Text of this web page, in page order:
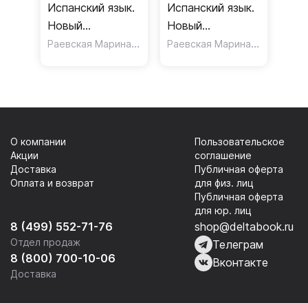
Испанский язык.
Новый
самоучитель
Раевская Марина Михайловна ,Ковригина Анна
Испанский язык.
Новый
самоучитель
Раевская Марина Михайловна
8 (499) 552-71-76
Отдел продаж
8 (800) 700-10-06
Доставка
О компании
Акции
Доставка
Оплата и возврат
Пользовательское
соглашение
Публичная оферта
для физ. лиц
Публичная оферта
для юр. лиц
shop@deltabook.ru
Телеграм
Вконтакте